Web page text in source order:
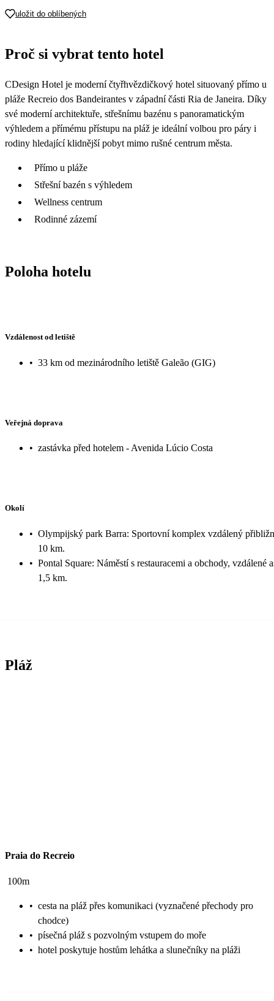
17
57 269
79 549 51 949 57 369 57 049
uložit do oblíbených
Proč si vybrat tento hotel
CDesign Hotel je moderní čtyřhvězdičkový hotel situovaný přímo u
pláže Recreio dos Bandeirantes v západní části Ria de Janeira. Díky
své moderní architektuře, střešnímu bazénu s panoramatickým
výhledem a přímému přístupu na pláž je ideální volbou pro páry i
rodiny hledající klidnější pobyt mimo rušné centrum města.
Přímo u pláže
Střešní bazén s výhledem
Wellness centrum
Rodinné zázemí
Poloha hotelu
Vzdálenost od letiště
• 33 km od mezinárodního letiště Galeão (GIG)
Veřejná doprava
• zastávka před hotelem - Avenida Lúcio Costa
Okolí
• Olympijský park Barra: Sportovní komplex vzdálený
10 km.
• Pontal Square: Náměstí s restauracemi a obchody, vzdálené
1,5 km.
Pláž
Praia do Recreio
100m
• cesta na pláž přes komunikaci (vyznačené přechody pro
chodce)
• písečná pláž s pozvolným vstupem do moře
• hotel poskytuje hostům lehátka a slunečníky na pláži